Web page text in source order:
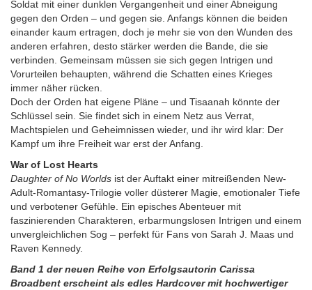
Soldat mit einer dunklen Vergangenheit und einer Abneigung
gegen den Orden – und gegen sie. Anfangs können die beiden
einander kaum ertragen, doch je mehr sie von den Wunden des
anderen erfahren, desto stärker werden die Bande, die sie
verbinden. Gemeinsam müssen sie sich gegen Intrigen und
Vorurteilen behaupten, während die Schatten eines Krieges
immer näher rücken.
Doch der Orden hat eigene Pläne – und Tisaanah könnte der
Schlüssel sein. Sie findet sich in einem Netz aus Verrat,
Machtspielen und Geheimnissen wieder, und ihr wird klar: Der
Kampf um ihre Freiheit war erst der Anfang.
War of Lost Hearts
Daughter of No Worlds ist der Auftakt einer mitreißenden New-
Adult-Romantasy-Trilogie voller düsterer Magie, emotionaler Tiefe
und verbotener Gefühle. Ein episches Abenteuer mit
faszinierenden Charakteren, erbarmungslosen Intrigen und einem
unvergleichlichen Sog – perfekt für Fans von Sarah J. Maas und
Raven Kennedy.
Band 1 der neuen Reihe von Erfolgsautorin Carissa
Broadbent erscheint als edles Hardcover mit hochwertiger